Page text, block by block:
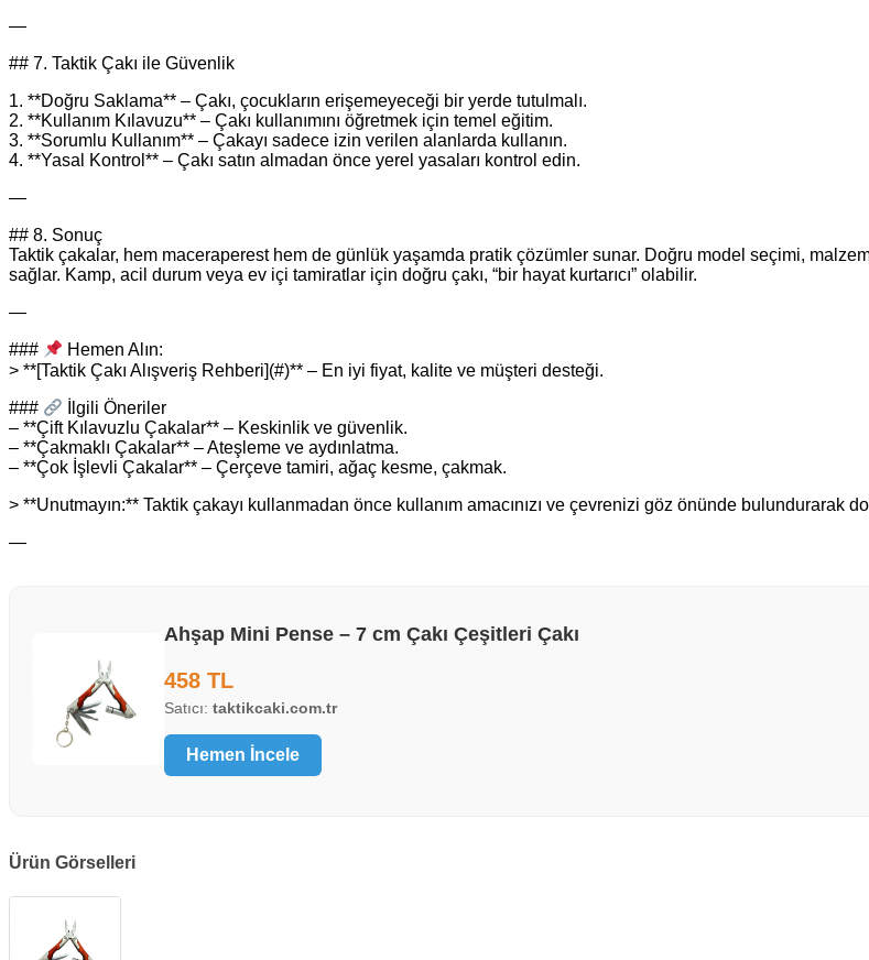
—
## 7. Taktik Çakı ile Güvenlik
1. **Doğru Saklama** – Çakı, çocukların erişemeyeceği bir yerde tutulmalı.
2. **Kullanım Kılavuzu** – Çakı kullanımını öğretmek için temel eğitim.
3. **Sorumlu Kullanım** – Çakayı sadece izin verilen alanlarda kullanın.
4. **Yasal Kontrol** – Çakı satın almadan önce yerel yasaları kontrol edin.
—
## 8. Sonuç
Taktik çakalar, hem maceraperest hem de günlük yaşamda pratik çözümler sunar. Doğru model seçimi,
sağlar. Kamp, acil durum veya ev içi tamiratlar için doğru çakı, “bir hayat kurtarıcı” olabilir.
—
###
Hemen Alın:
> **[Taktik Çakı Alışveriş Rehberi](#)** – En iyi fiyat, kalite ve müşteri desteği.
###
İlgili Öneriler
– **Çift Kılavuzlu Çakalar** – Keskinlik ve güvenlik.
– **Çakmaklı Çakalar** – Ateşleme ve aydınlatma.
– **Çok İşlevli Çakalar** – Çerçeve tamiri, ağaç kesme, çakmak.
> **Unutmayın:** Taktik çakayı kullanmadan önce kullanım amacınızı ve çevrenizi göz önünde bulundurarak
—
Ahşap Mini Pense – 7 cm Çakı Çeşitleri Çakı
458 TL
Satıcı: taktikcaki.com.tr
Hemen İncele
Ürün Görselleri